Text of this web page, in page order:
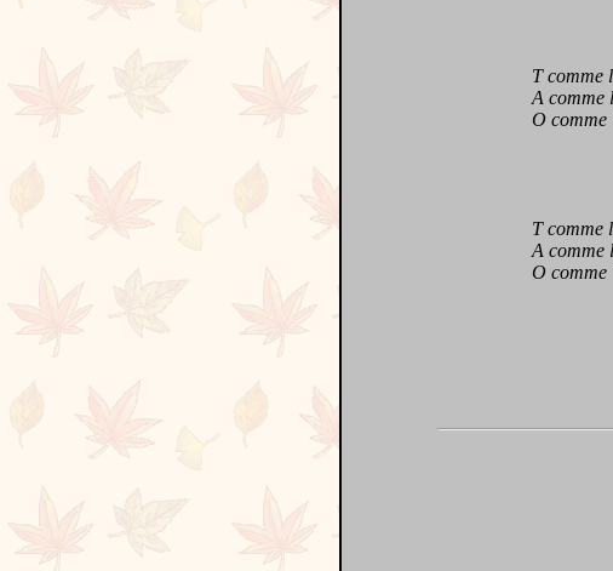
T comme
A comme l'
O comme
T comme
A comme
O comme